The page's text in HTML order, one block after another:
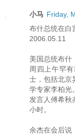
小马 Friday,
布什总统在白
2006.05.11
美国总统布什
周四上午罕
士，包括北京
学专家李柏光
发言人傅希秋
小时。
余杰在会后说